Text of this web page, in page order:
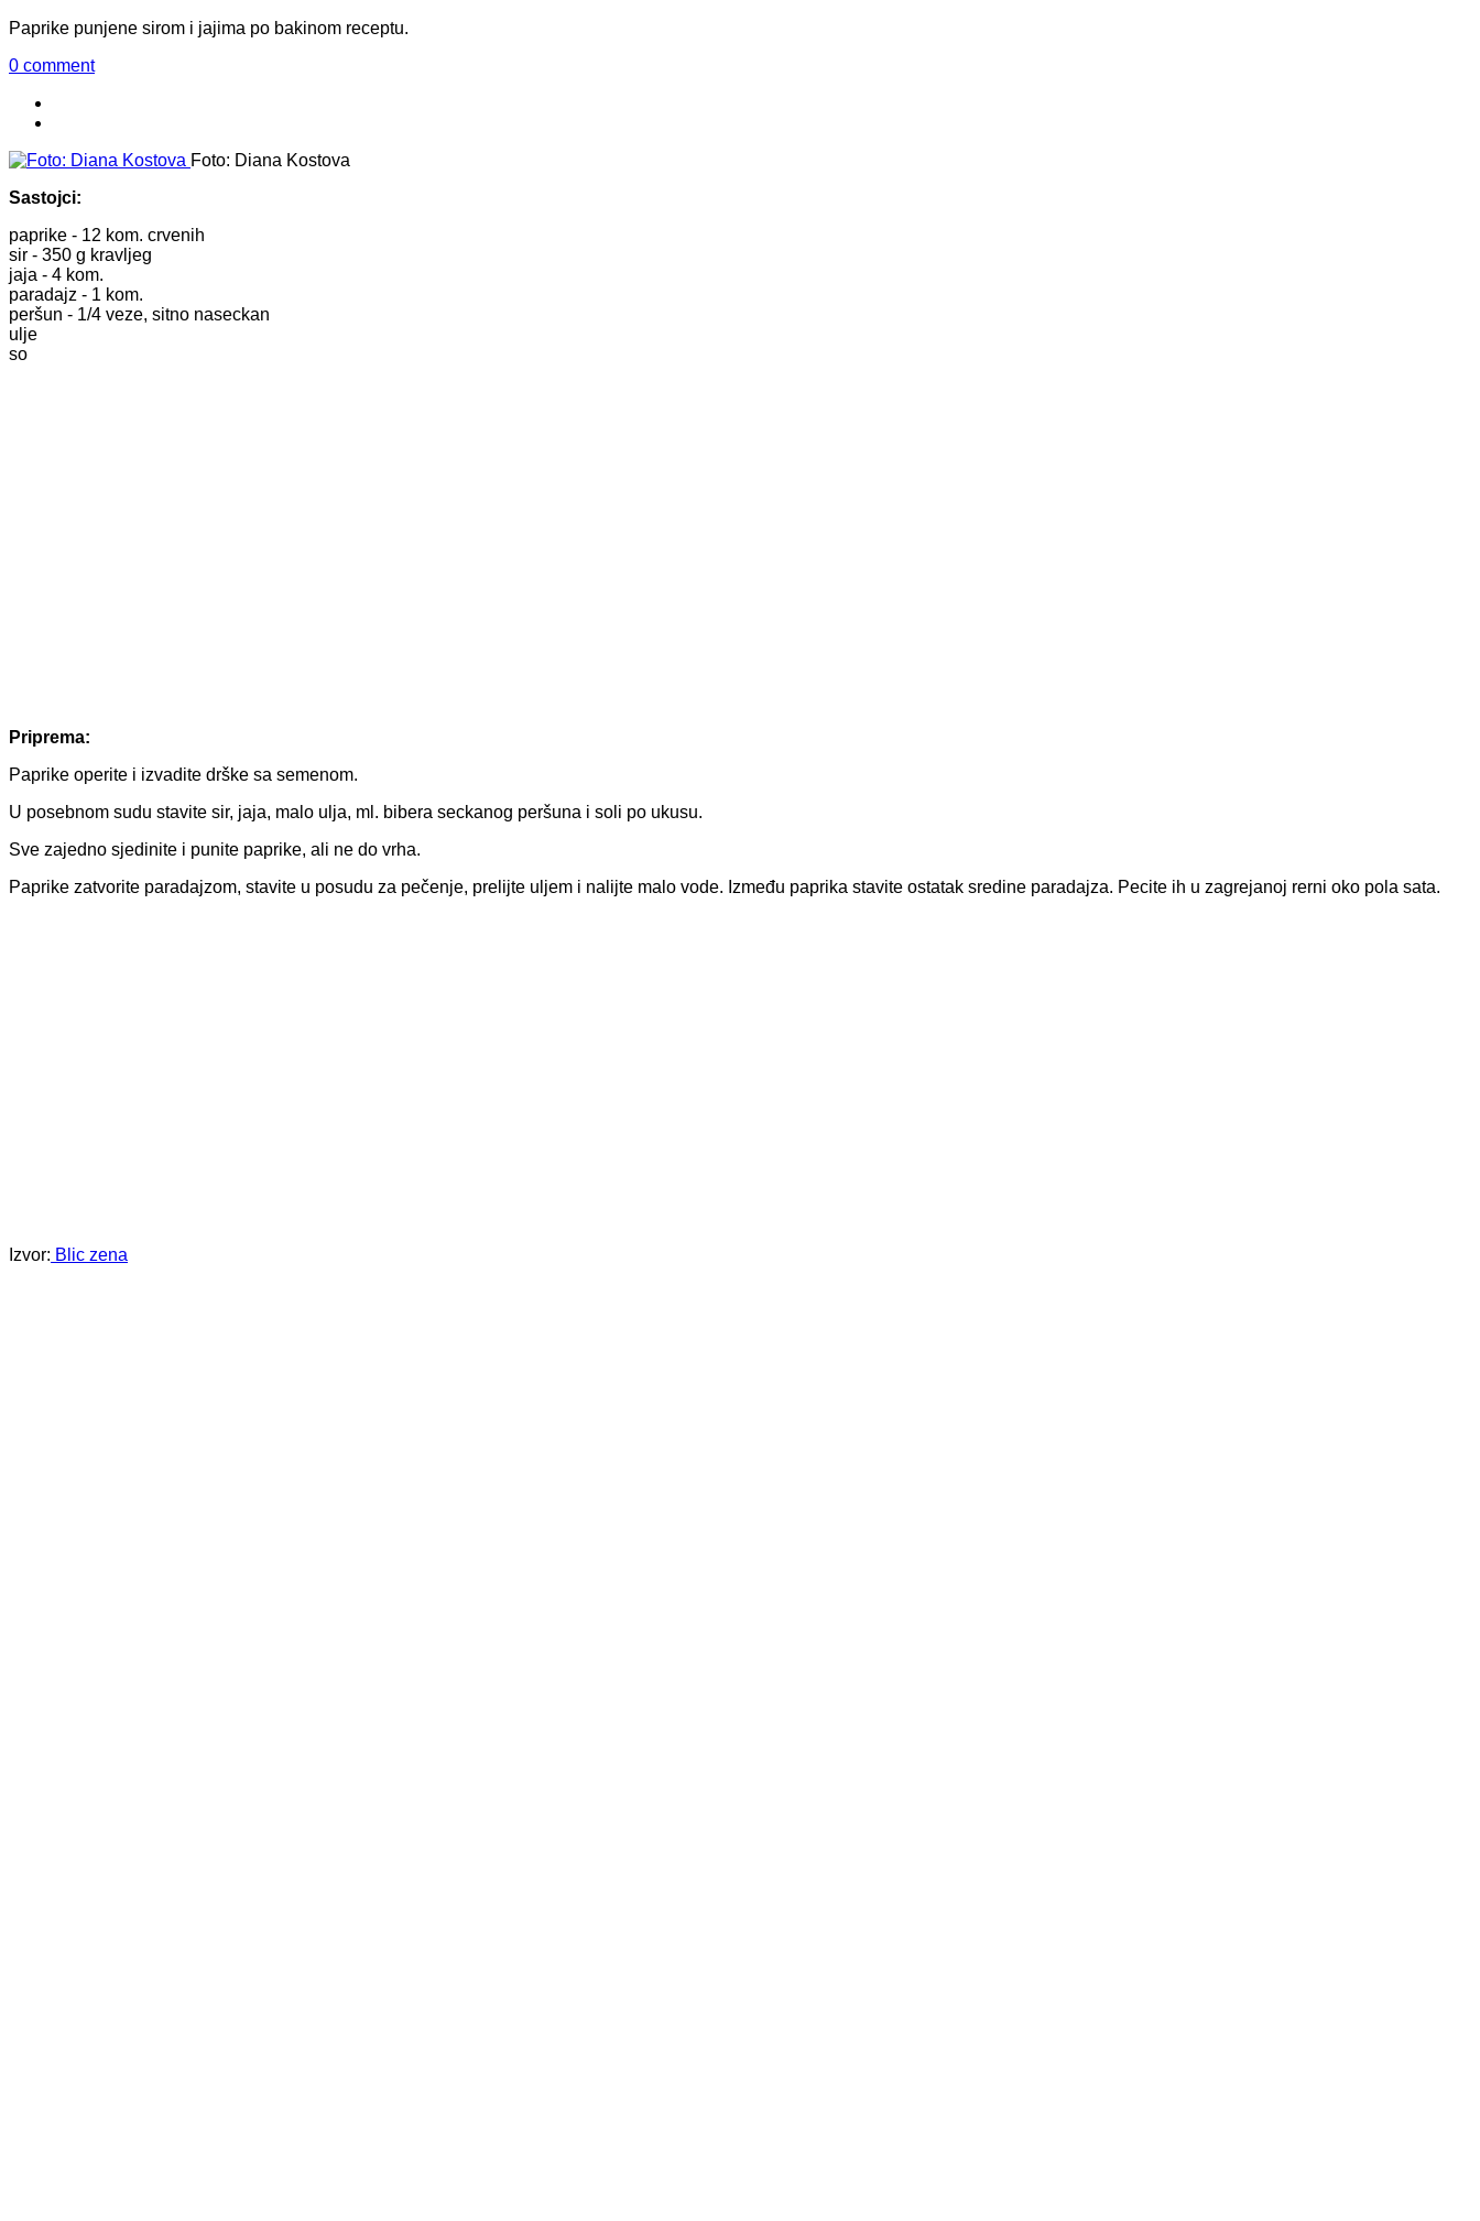
Paprike punjene sirom i jajima po bakinom receptu.
0 comment
Foto: Diana Kostova
Sastojci:
paprike - 12 kom. crvenih
sir - 350 g kravljeg
jaja - 4 kom.
paradajz - 1 kom.
peršun - 1/4 veze, sitno naseckan
ulje
so
Priprema:
Paprike operite i izvadite drške sa semenom.
U posebnom sudu stavite sir, jaja, malo ulja, ml. bibera seckanog peršuna i soli po ukusu.
Sve zajedno sjedinite i punite paprike, ali ne do vrha.
Paprike zatvorite paradajzom, stavite u posudu za pečenje, prelijte uljem i nalijte malo vode. Između paprika stavite ostatak sredine paradajza. Pecite ih u zagrejanoj rerni oko pola sata.
Izvor: Blic zena